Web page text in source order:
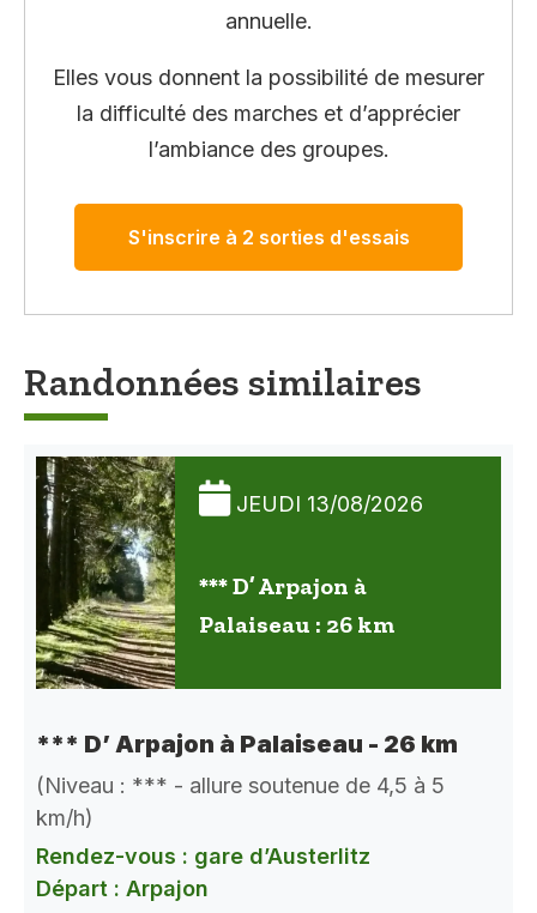
annuelle.
Elles vous donnent la possibilité de mesurer
la difficulté des marches et d’apprécier
l’ambiance des groupes.
S'inscrire à 2 sorties d'essais
Randonnées similaires
JEUDI 13/08/2026
*** D’ Arpajon à
Palaiseau : 26 km
*** D’ Arpajon à Palaiseau - 26 km
(Niveau : *** - allure soutenue de 4,5 à 5
km/h)
Rendez-vous : gare d’Austerlitz
Départ : Arpajon